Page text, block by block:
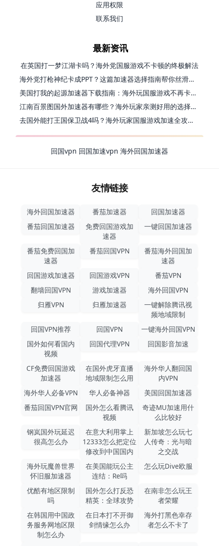
应用权限
联系我们
最新资讯
在英国打一梦江湖卡吗？海外党国服游戏不卡顿的终极解法
海外党打枪神纪卡成PPT？这篇加速器选择指南帮你丝滑上分
美国打我的起源加速器下载指南：海外玩国服游戏不再卡的终极方案
江南百景图国外加速器有哪些？海外玩家亲测好用的选择与避坑指南
去国外能打王国保卫战4吗？海外玩家国服游戏加速全攻略（附公主连结幻想江湖实测）
回国vpn 回国加速vpn 海外回国加速器
友情链接
海外回国加速器 番茄加速器
回国加速器
番茄回国加速器
免费回国游戏加
速器
一键回国加速器
番茄免费回国加
速器
番茄回国VPN
番茄海外回国加
速器
回国游戏加速器
回国游戏VPN
番茄VPN
翻墙回国VPN
游戏加速器
海外回国VPN
归雁VPN
归雁加速器
一键解除腾讯视
频地域限制
回国VPN推荐
回国VPN
一键海外回国VPN
国外如何看国内
视频
回国代理VPN 回国影音加速
CF免费回国游戏
加速器
在国外虎牙直播
地域限制怎么用
海外华人翻回国
内VPN
海外华人必备VPN
华人必备神器
美国回国加速器
番茄回国VPN官网
国外怎么看腾讯
视频
奇迹MU加速用什
么比较好
钢岚国外玩延迟
很高怎么办
在意大利用掌上
12333怎么把定位
修改到中国国内
新加坡怎么玩七
人传奇：光与暗
之交战
海外玩魔兽世界
怀旧服加速器
在美国能玩公主
连结：Re吗
怎么玩Dive欧服
优酷有地区限制
吗
国外怎么打反恐
精英：全球攻势
在南非怎么玩王
者荣耀
在韩国用中国政
务服务网地区限
制怎么办
在日本打不开御
剑情缘怎么办
海外打黑色幸存
者怎么不卡了